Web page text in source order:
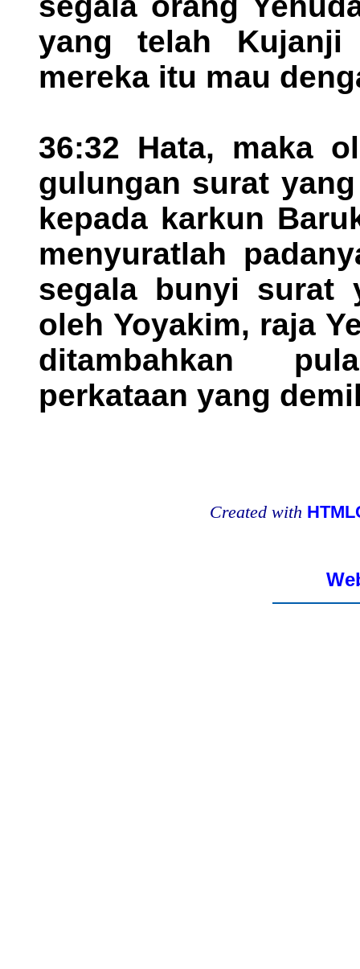
yang telah Kujanji
mereka itu mau
36:32 Hata, maka
gulungan surat
kepada karkun
menyuratlah
segala bunyi surat
oleh Yoyakim, raja
ditambahkan
perkataan yang
Created with